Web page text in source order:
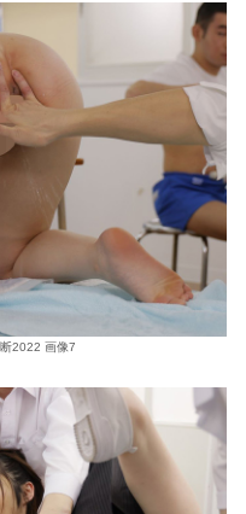
2022 画像7